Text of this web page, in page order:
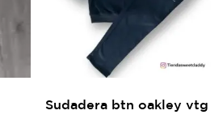
Sudadera btn oakley vtg